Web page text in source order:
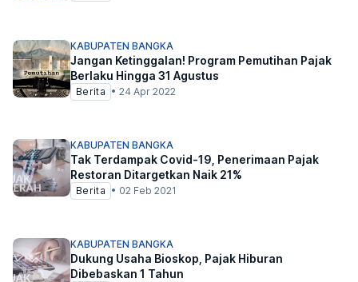
KABUPATEN BANGKA
Jangan Ketinggalan! Program Pemutihan Pajak
Berlaku Hingga 31 Agustus
Berita • 24 Apr 2022
KABUPATEN BANGKA
Tak Terdampak Covid-19, Penerimaan Pajak
Restoran Ditargetkan Naik 21%
Berita • 02 Feb 2021
KABUPATEN BANGKA
Dukung Usaha Bioskop, Pajak Hiburan
Dibebaskan 1 Tahun